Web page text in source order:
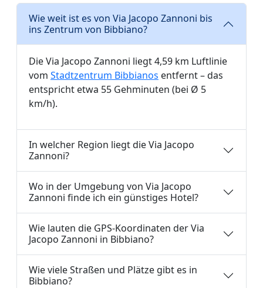
Wie weit ist es von Via Jacopo Zannoni bis
ins Zentrum von Bibbiano?
Die Via Jacopo Zannoni liegt 4,59 km Luftlinie
vom Stadtzentrum Bibbianos entfernt – das
entspricht etwa 55 Gehminuten (bei Ø 5
km/h).
In welcher Region liegt die Via Jacopo
Zannoni?
Wo in der Umgebung von Via Jacopo
Zannoni finde ich ein günstiges Hotel?
Wie lauten die GPS-Koordinaten der Via
Jacopo Zannoni in Bibbiano?
Wie viele Straßen und Plätze gibt es in
Bibbiano?